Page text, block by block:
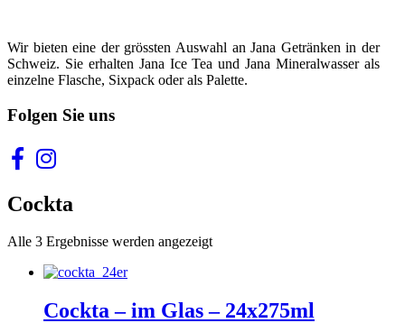
Wir bieten eine der grössten Auswahl an Jana Getränken in der
Schweiz. Sie erhalten Jana Ice Tea und Jana Mineralwasser als
einzelne Flasche, Sixpack oder als Palette.
Folgen Sie uns
Cockta
Alle 3 Ergebnisse werden angezeigtNach
Cockta – im Glas – 24x275ml